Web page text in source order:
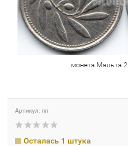
монета Мальта 2
Артикул: пп
Осталась 1 штука